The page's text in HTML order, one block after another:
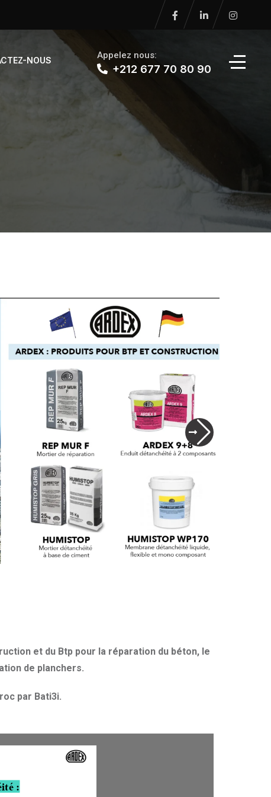
NOUS Appelez nous:
+212 677 70 80 90
et du Btp pour la réparation du béton, le
de planchers.
par Bati3i.